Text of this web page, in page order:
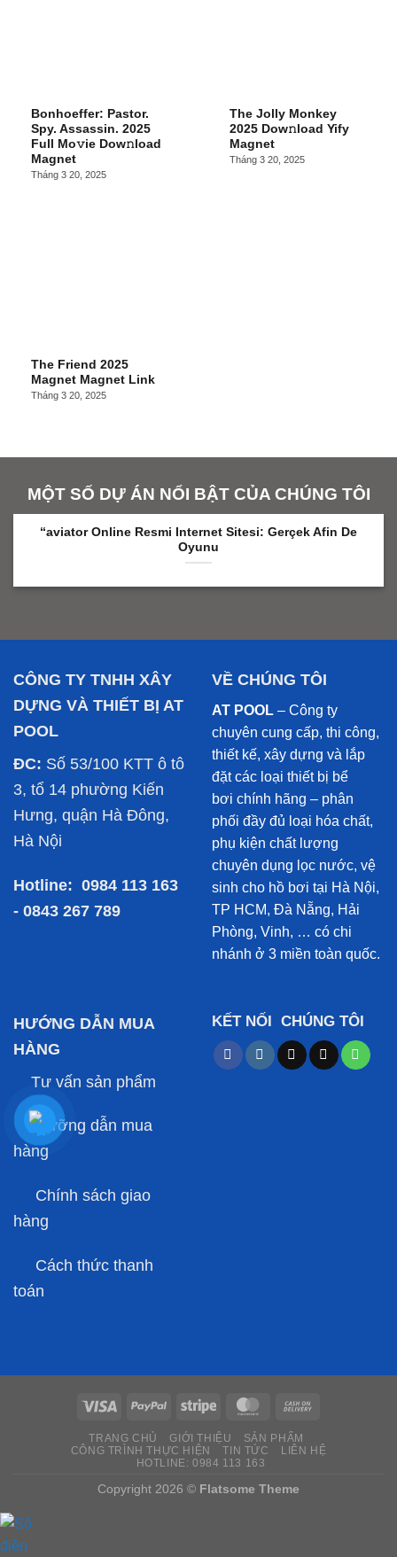
Bonhoeffer: Pastor.
Spy. Assassin. 2025
Full Mo𝚟ie Dow𝚗load
Magnet
Tháng 3 20, 2025
The Jolly Monkey
2025 Dow𝚗load Yify
Magnet
Tháng 3 20, 2025
The Friend 2025
Magnet Magnet Link
Tháng 3 20, 2025
MỘT SỐ DỰ ÁN NỔI BẬT CỦA CHÚNG TÔI
“aviator Online Resmi Internet Sitesi: Gerçek Afin De
Oyunu
CÔNG TY TNHH XÂY
DỰNG VÀ THIẾT BỊ AT
POOL
ĐC: Số 53/100 KTT ô tô
3, tổ 14 phường Kiến
Hưng, quận Hà Đông,
Hà Nội
Hotline: 0984 113 163
- 0843 267 789
VỀ CHÚNG TÔI
AT POOL – Công ty
chuyên cung cấp, thi công,
thiết kế, xây dựng và lắp
đặt các loại thiết bị bể
bơi chính hãng – phân
phối đầy đủ loại hóa chất,
phụ kiện chất lượng
chuyên dụng lọc nước, vệ
sinh cho hồ bơi tại Hà Nội,
TP HCM, Đà Nẵng, Hải
Phòng, Vinh, … có chi
nhánh ở 3 miền toàn quốc.
HƯỚNG DẪN MUA
HÀNG
Tư vấn sản phẩm
Hưỡng dẫn mua
hàng
Chính sách giao
hàng
Cách thức thanh
toán
KẾT NỐI CHÚNG TÔI
TRANG CHỦ GIỚI THIỆU
SẢN PHẨM
CÔNG TRÌNH THỰC HIỆN
TIN TỨC
LIÊN HỆ
HOTLINE: 0984 113 163
Copyright 2026 © Flatsome Theme